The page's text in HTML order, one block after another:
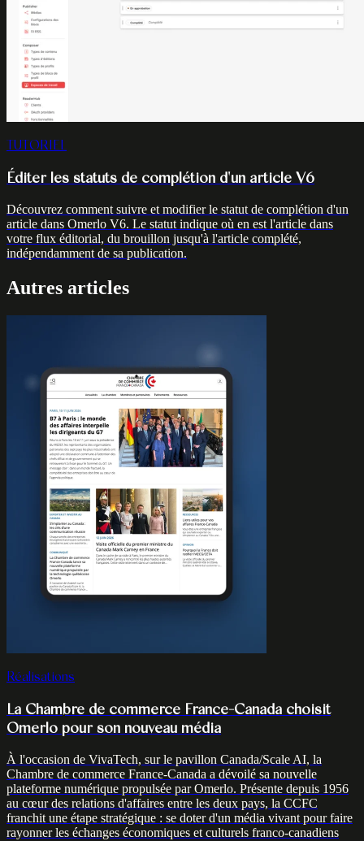
TUTORIEL
Éditer les statuts de complétion d'un article V6
Découvrez comment suivre et modifier le statut de complétion d'un
article dans Omerlo V6. Le statut indique où en est l'article dans
votre flux éditorial, du brouillon jusqu'à l'article complété,
indépendamment de sa publication.
Autres articles
Réalisations
La Chambre de commerce France-Canada choisit
Omerlo pour son nouveau média
À l'occasion de VivaTech, sur le pavillon Canada/Scale AI, la
Chambre de commerce France-Canada a dévoilé sa nouvelle
plateforme numérique propulsée par Omerlo. Présente depuis 1956
au cœur des relations d'affaires entre les deux pays, la CCFC
franchit une étape stratégique : se doter d'un média vivant pour faire
rayonner les échanges économiques et culturels franco-canadiens